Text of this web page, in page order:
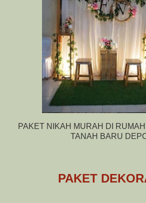
PAKET NIKAH MURAH DI
TANAH BARU
PAKET